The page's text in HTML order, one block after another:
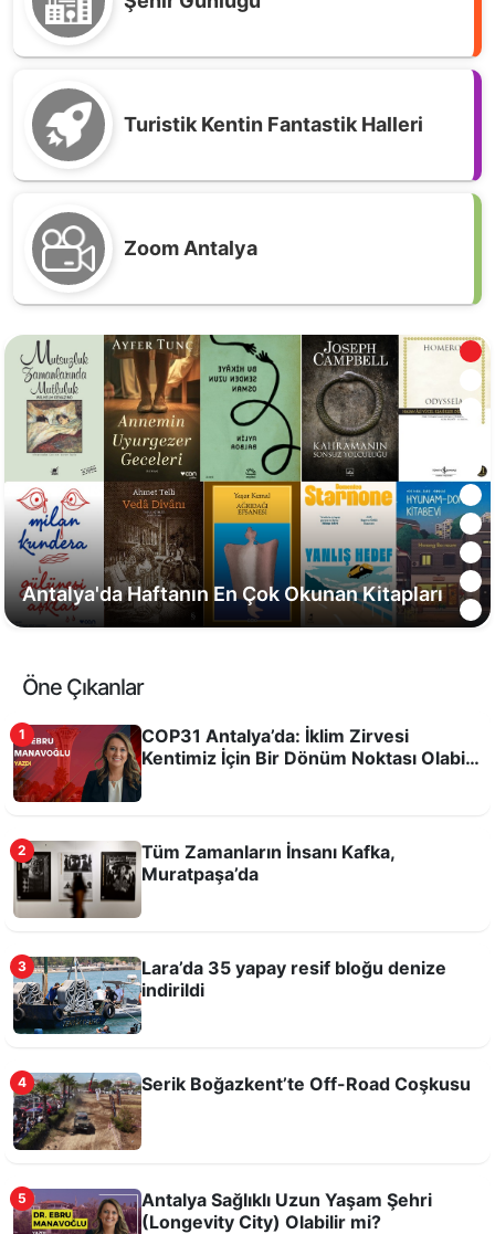
Turistik Kentin Fantastik Halleri
Zoom Antalya
Antalya'da Haftanın En Çok Okunan Kitapları
Muratpaşa’da akıllı sulama 5,6 milyar litre suyu
korudu
Odysseus'un filmi kitabına ilgiyi artırdı
Konseri
Öne Çıkanlar
1
COP31 Antalya’da: İklim Zirvesi
Kentimiz İçin Bir Dönüm Noktası Olabilir
2
Tüm Zamanların İnsanı Kafka,
Muratpaşa’da
3
Lara’da 35 yapay resif bloğu denize
indirildi
4 Serik Boğazkent’te Off-Road Coşkusu
5
Antalya Sağlıklı Uzun Yaşam Şehri
(Longevity City) Olabilir mi?